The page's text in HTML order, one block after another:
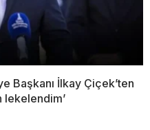
Başkanı İlkay Çiçek’ten
lekelendim’